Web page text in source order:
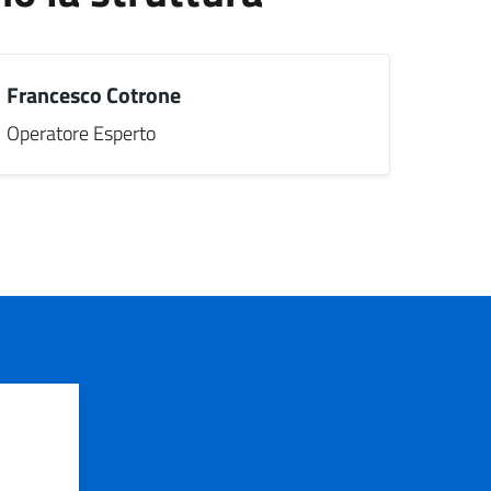
Francesco Cotrone
Operatore Esperto